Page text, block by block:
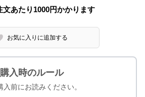
文あたり 1000円かかります
お気に入りに追加する
購入時のルール
入前にお読みください。